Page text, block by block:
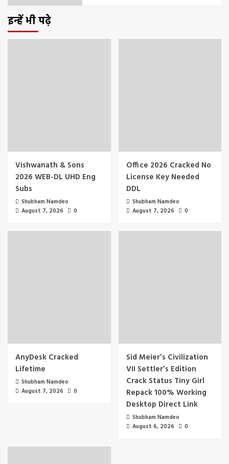
इन्हें भी पढ़े
Vishwanath & Sons
2026 WEB-DL UHD Eng
Subs
Shubham Namdeo
August 7, 2026
0
Office 2026 Cracked No
License Key Needed
DDL
Shubham Namdeo
August 7, 2026
0
AnyDesk Cracked
Lifetime
Shubham Namdeo
August 7, 2026
0
Sid Meier’s Civilization
VII Settler’s Edition
Crack Status Tiny Girl
Repack 100% Working
Desktop Direct Link
Shubham Namdeo
August 6, 2026
0